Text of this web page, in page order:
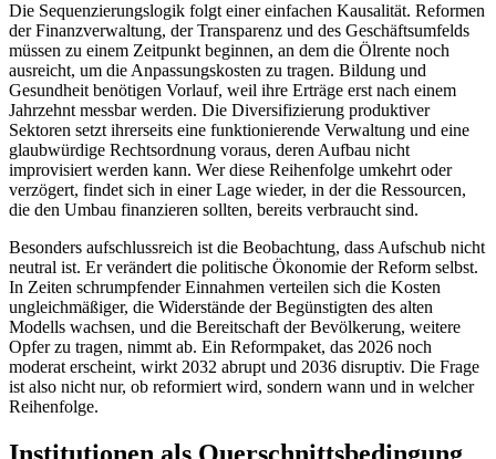
Die Sequenzierungslogik folgt einer einfachen Kausalität. Reformen
der Finanzverwaltung, der Transparenz und des Geschäftsumfelds
müssen zu einem Zeitpunkt beginnen, an dem die Ölrente noch
ausreicht, um die Anpassungskosten zu tragen. Bildung und
Gesundheit benötigen Vorlauf, weil ihre Erträge erst nach einem
Jahrzehnt messbar werden. Die Diversifizierung produktiver
Sektoren setzt ihrerseits eine funktionierende Verwaltung und eine
glaubwürdige Rechtsordnung voraus, deren Aufbau nicht
improvisiert werden kann. Wer diese Reihenfolge umkehrt oder
verzögert, findet sich in einer Lage wieder, in der die Ressourcen,
die den Umbau finanzieren sollten, bereits verbraucht sind.
Besonders aufschlussreich ist die Beobachtung, dass Aufschub nicht
neutral ist. Er verändert die politische Ökonomie der Reform selbst.
In Zeiten schrumpfender Einnahmen verteilen sich die Kosten
ungleichmäßiger, die Widerstände der Begünstigten des alten
Modells wachsen, und die Bereitschaft der Bevölkerung, weitere
Opfer zu tragen, nimmt ab. Ein Reformpaket, das 2026 noch
moderat erscheint, wirkt 2032 abrupt und 2036 disruptiv. Die Frage
ist also nicht nur, ob reformiert wird, sondern wann und in welcher
Reihenfolge.